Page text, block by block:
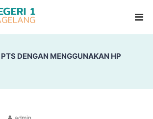
A
e
d
o
i
DENGAN MENGGUNAKAN HP